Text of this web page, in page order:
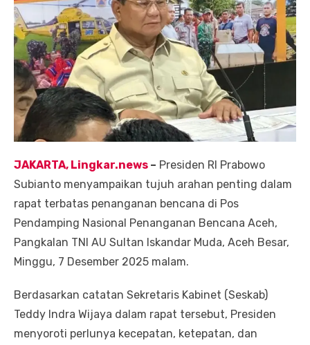
JAKARTA, Lingkar.news – Presiden RI Prabowo
Subianto menyampaikan tujuh arahan penting dalam
rapat terbatas penanganan bencana di Pos
Pendamping Nasional Penanganan Bencana Aceh,
Pangkalan TNI AU Sultan Iskandar Muda, Aceh Besar,
Minggu, 7 Desember 2025 malam.
Berdasarkan catatan Sekretaris Kabinet (Seskab)
Teddy Indra Wijaya dalam rapat tersebut, Presiden
menyoroti perlunya kecepatan, ketepatan, dan